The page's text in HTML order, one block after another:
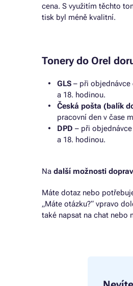
cena. S využitím těchto
tisk byl méně kvalitní.
Tonery do Orel
GLS – při objednávce
a 18. hodinou.
Česká pošta (balík
pracovní den v čase
DPD – při
a 18. hodinou.
Na další možnosti
Máte dotaz nebo
„Máte otázku?“ vpravo
také napsat na chat nebo